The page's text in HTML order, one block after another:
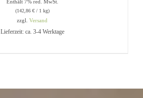
Enthält 7% red. MwSt.
(142,86 €/ 1 kg)
zzgl. Versand
Lieferzeit: ca. 3-4 Werktage